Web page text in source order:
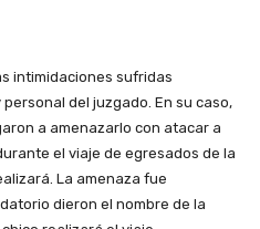
intimidaciones sufridas
del juzgado. En su caso,
a amenazarlo con atacar a
el viaje de egresados de la
La amenaza fue
dieron el nombre de la